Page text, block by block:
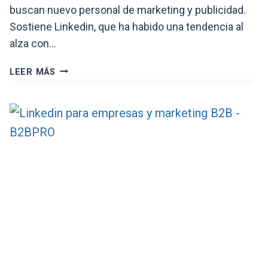
buscan nuevo personal de marketing y publicidad.
Sostiene Linkedin, que ha habido una tendencia al
alza con…
LEER MÁS TRABAJOS
EN